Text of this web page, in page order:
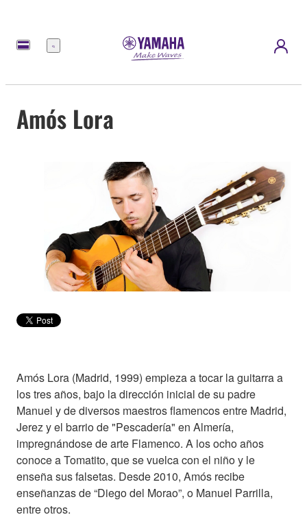
Menú
Amós Lora
Amós Lora (Madrid, 1999) empieza a tocar la guitarra a
los tres años, bajo la dirección inicial de su padre
Manuel y de diversos maestros flamencos entre Madrid,
Jerez y el barrio de "Pescadería" en Almería,
impregnándose de arte Flamenco. A los ocho años
conoce a Tomatito, que se vuelca con el niño y le
enseña sus falsetas. Desde 2010, Amós recibe
enseñanzas de “Diego del Morao”, o Manuel Parrilla,
entre otros.